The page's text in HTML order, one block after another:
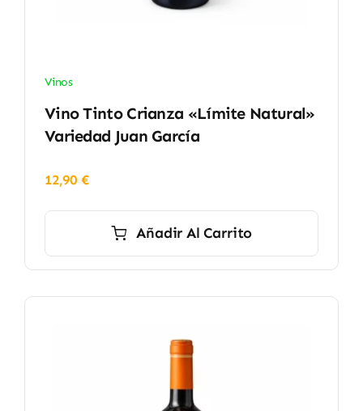
Vinos
Vino Tinto Crianza «Límite Natural»
Variedad Juan García
12,90 €
Añadir Al Carrito